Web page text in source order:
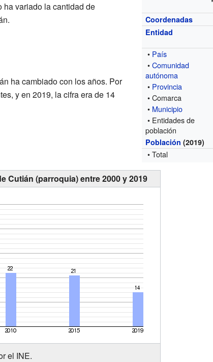
Coordenadas
Entidad
• País
•Comunidad
autónoma
• Provincia
• Comarca
• Municipio
• Entidades de
población
Población (2019)
• Total
ha variado la cantidad de
ha cambiado con los años. Por
y en 2019, la cifra era de 14
Cutián (parroquia) entre 2000 y 2019
el INE.